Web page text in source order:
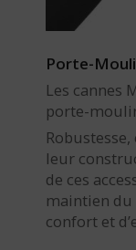
Porte-
Les cannes
porte-
leur
de ces
maintien du
confort et